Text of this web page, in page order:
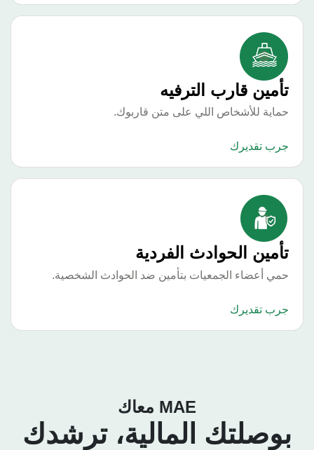
قارب الترفيه
للأشخاص اللي على متن قاربوك.
تقديرك
الحوادث الفردية
أعضاء الجمعيات بتأمين ضد الحوادث الشخصية.
تقديرك
MAE معاك
المالية، ترشدك